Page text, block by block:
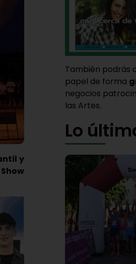
y
También podrás
papel de forma
negocios
las Artes.
Lo